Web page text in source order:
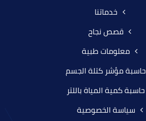
خدماتنا
قصص نجاح
معلومات طبية
حاسبة مؤشر كتلة الجسم
حاسبة كمية المياة باللتر
سياسة الخصوصية